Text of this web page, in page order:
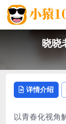
晓晓
详情介绍
以青春化视角